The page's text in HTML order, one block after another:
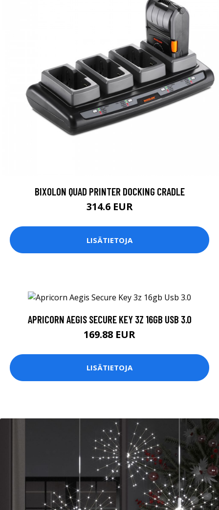
BIXOLON QUAD PRINTER DOCKING CRADLE
314.6 EUR
LISÄTIETOJA
APRICORN AEGIS SECURE KEY 3Z 16GB USB 3.0
169.88 EUR
LISÄTIETOJA